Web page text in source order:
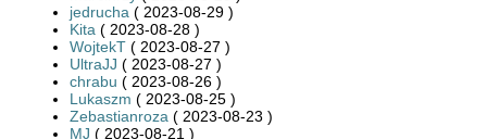
jedrucha ( 2023-08-29 )
Kita ( 2023-08-28 )
WojtekT ( 2023-08-27 )
UltraJJ ( 2023-08-27 )
chrabu ( 2023-08-26 )
Lukaszm ( 2023-08-25 )
Zebastianroza ( 2023-08-23 )
MJ ( 2023-08-21 )